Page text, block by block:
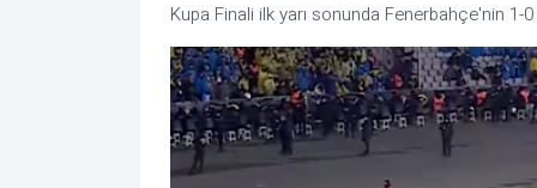
Kupa Finali ilk yarı sonunda Fenerbahçe'nin 1-